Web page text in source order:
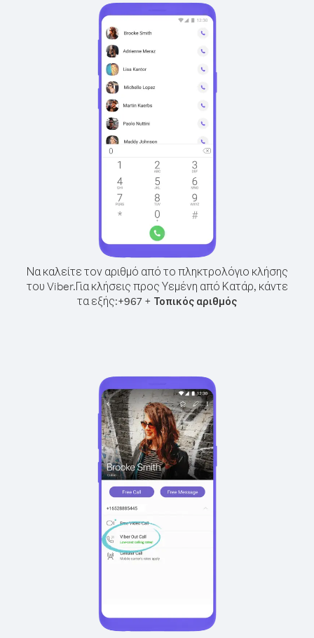
Να καλείτε τον αριθμό από το πληκτρολόγιο κλήσης
του Viber.Για κλήσεις προς Υεμένη από Κατάρ, κάντε
τα εξής:+967 + Τοπικός αριθμός